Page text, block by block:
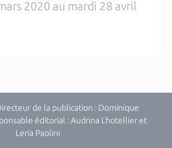
2020 au mardi 28 avril
de la publication : Dominique
éditorial : Audrina Lhotellier et
Leria Paolini